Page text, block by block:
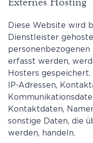
Diese Website wird
Dienstleister
erfasst werden,
Hosters gespeichert.
IP-Adressen,
Kontaktdaten,
sonstige Daten, die
werden, handeln.